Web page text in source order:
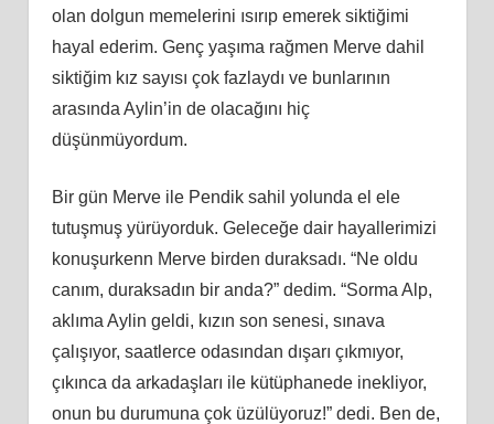
olan dolgun memelerini ısırıp emerek siktiğimi
hayal ederim. Genç yaşıma rağmen Merve dahil
siktiğim kız sayısı çok fazlaydı ve bunlarının
arasında Aylin’in de olacağını hiç
düşünmüyordum.
Bir gün Merve ile Pendik sahil yolunda el ele
tutuşmuş yürüyorduk. Geleceğe dair hayallerimizi
konuşurkenn Merve birden duraksadı. “Ne oldu
canım, duraksadın bir anda?” dedim. “Sorma Alp,
aklıma Aylin geldi, kızın son senesi, sınava
çalışıyor, saatlerce odasından dışarı çıkmıyor,
çıkınca da arkadaşları ile kütüphanede inekliyor,
onun bu durumuna çok üzülüyoruz!” dedi. Ben de,